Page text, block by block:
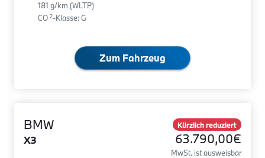
181 g/km (WLTP)
CO 2-Klasse: G
Zum Fahrzeug
BMW
X3
Kürzlich reduziert
63.790,00€
MwSt. ist ausweisbar